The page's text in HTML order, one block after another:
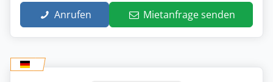
Anrufen Mietanfrage senden